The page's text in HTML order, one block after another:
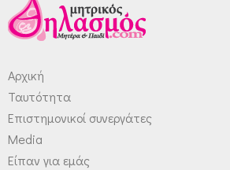
Αρχική
Ταυτότητα
Επιστημονικοί συνεργάτες
Media
Είπαν για εμάς